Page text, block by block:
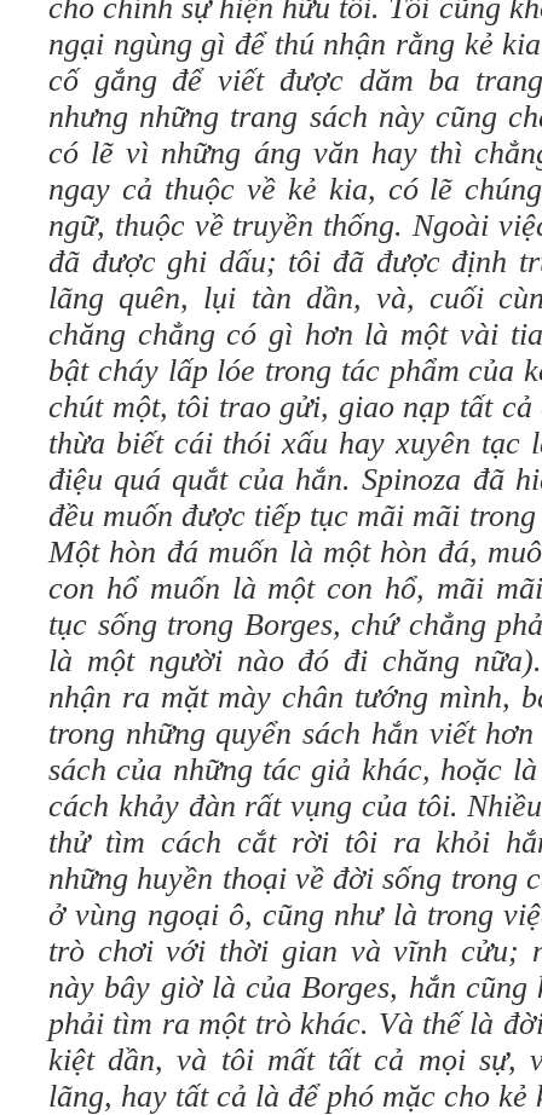
cho chính sự hiện hữu tôi. Tôi cũng
ngại ngùng gì để thú nhận rằng kẻ
cố gắng để viết được dăm ba
nhưng những trang sách này cũng
có lẽ vì những áng văn hay thì
ngay cả thuộc về kẻ kia, có lẽ
ngữ, thuộc về truyền thống. Ngoài
đã được ghi dấu; tôi đã được định
lãng quên, lụi tàn dần, và, cuối
chăng chẳng có gì hơn là một vài
bật cháy lấp lóe trong tác phẩm của
chút một, tôi trao gửi, giao nạp tất
thừa biết cái thói xấu hay xuyên tạc
điệu quá quắt của hắn. Spinoza đã
đều muốn được tiếp tục mãi mãi
Một hòn đá muốn là một hòn đá,
con hổ muốn là một con hổ, mãi
tục sống trong Borges, chứ chẳng
là một người nào đó đi chăng
nhận ra mặt mày chân tướng mình,
trong những quyển sách hắn viết
sách của những tác giả khác, hoặc
cách khảy đàn rất vụng của tôi.
thử tìm cách cắt rời tôi ra khỏi
những huyền thoại về đời sống trong
ở vùng ngoại ô, cũng như là trong
trò chơi với thời gian và vĩnh cửu;
này bây giờ là của Borges, hắn cũng
phải tìm ra một trò khác. Và thế là
kiệt dần, và tôi mất tất cả mọi sự,
lãng, hay tất cả là để phó mặc cho kẻ